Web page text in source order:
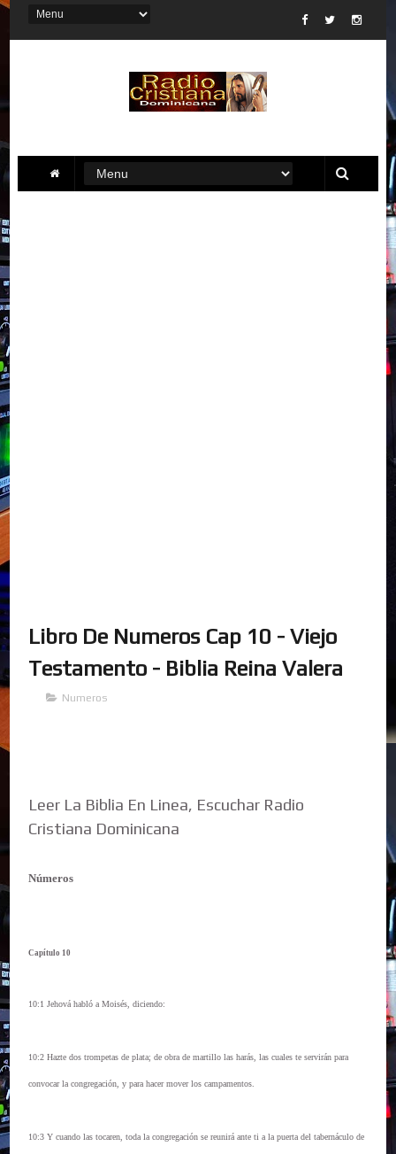
Libro De Numeros Cap 10 - Viejo
Testamento - Biblia Reina Valera
Numeros
Leer La Biblia En Linea, Escuchar Radio
Cristiana Dominicana
Números
Capítulo 10
10:1 Jehová habló a Moisés, diciendo:
10:2 Hazte dos trompetas de plata; de obra de martillo las harás, las cuales te servirán para
convocar la congregación, y para hacer mover los campamentos.
10:3 Y cuando las tocaren, toda la congregación se reunirá ante ti a la puerta del tabernáculo de